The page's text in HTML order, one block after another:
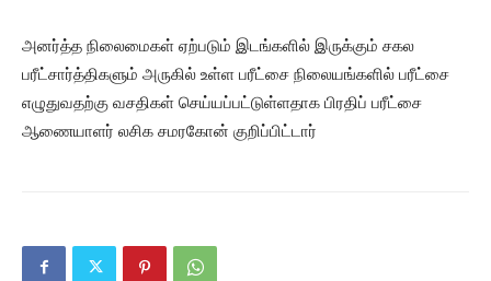
அனர்த்த நிலைமைகள் ஏற்படும் இடங்களில் இருக்கும் சகல
பரீட்சார்த்திகளும் அருகில் உள்ள பரீட்சை நிலையங்களில் பரீட்சை
எழுதுவதற்கு வசதிகள் செய்யப்பட்டுள்ளதாக பிரதிப் பரீட்சை
ஆணையாளர் லசிக சமரகோன் குறிப்பிட்டார்